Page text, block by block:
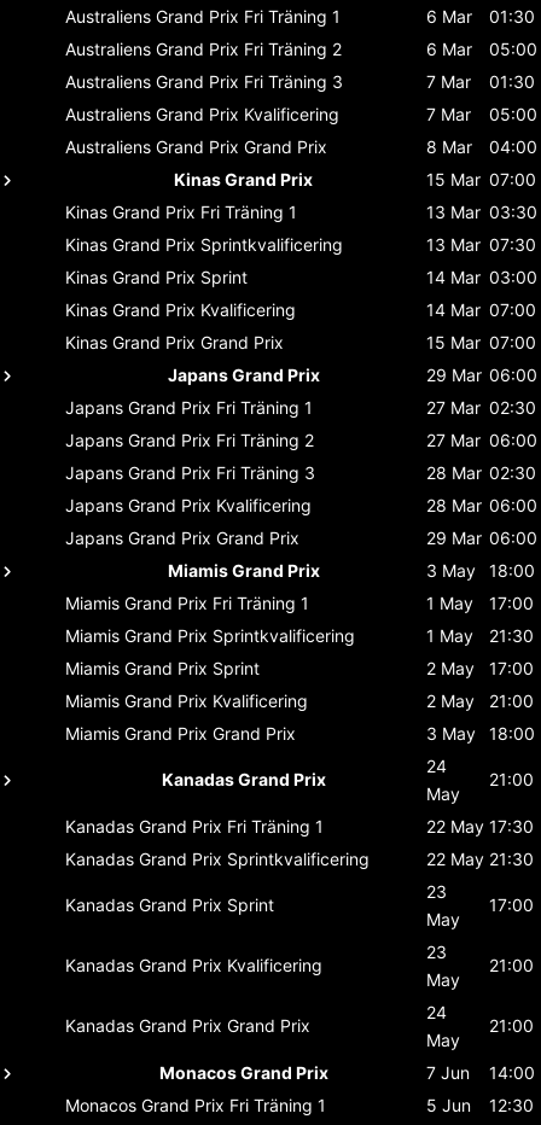
Australiens Grand Prix Fri Träning 1 6 Mar
01:30
Australiens Grand Prix Fri Träning 2 6 Mar
05:00
Australiens Grand Prix Fri Träning 3 7 Mar
01:30
Australiens Grand Prix Kvalificering 7 Mar
05:00
Australiens Grand Prix Grand Prix 8 Mar
04:00
Kinas Grand Prix
15 Mar 07:00
Kinas Grand Prix Fri Träning 1 13 Mar 03:30
Kinas Grand Prix Sprintkvalificering 13 Mar 07:30
Kinas Grand Prix Sprint 14 Mar 03:00
Kinas Grand Prix Kvalificering 14 Mar 07:00
Kinas Grand Prix Grand Prix 15 Mar 07:00
Japans Grand Prix
29 Mar 06:00
Japans Grand Prix Fri Träning 1 27 Mar 02:30
Japans Grand Prix Fri Träning 2 27 Mar 06:00
Japans Grand Prix Fri Träning 3 28 Mar 02:30
Japans Grand Prix Kvalificering 28 Mar 06:00
Japans Grand Prix Grand Prix 29 Mar 06:00
Miamis Grand Prix
3 May
18:00
Miamis Grand Prix Fri Träning 1 1 May
17:00
Miamis Grand Prix Sprintkvalificering 1 May
21:30
Miamis Grand Prix Sprint 2 May
17:00
Miamis Grand Prix Kvalificering 2 May
21:00
Miamis Grand Prix Grand Prix 3 May 18:00
Kanadas Grand Prix
24
May
21:00
Kanadas Grand Prix Fri Träning 1 22 May 17:30
Kanadas Grand Prix Sprintkvalificering 22 May 21:30
Kanadas Grand Prix Sprint
23
May
17:00
Kanadas Grand Prix Kvalificering
23
May
21:00
Kanadas Grand Prix Grand Prix
24
May
21:00
Monacos Grand Prix 7 Jun
14:00
Monacos Grand Prix Fri Träning 1 5 Jun
12:30